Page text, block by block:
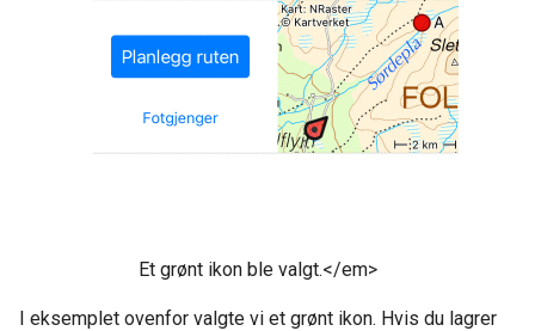
Et grønt ikon ble valgt.</em>
I eksemplet ovenfor valgte vi et grønt ikon. Hvis du lagrer